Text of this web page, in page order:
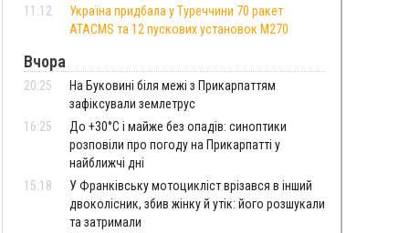
11:12
Україна придбала у Туреччини 70 ракет
ATACMS та 12 пускових установок M270
Вчора
20:25
На Буковині біля межі з Прикарпаттям
зафіксували землетрус
16:25
До +30°C і майже без опадів: синоптики
розповіли про погоду на Прикарпатті у
найближчі дні
15:18
У Франківську мотоцикліст врізався в інший
двоколісник, збив жінку й утік: його розшукали
та затримали